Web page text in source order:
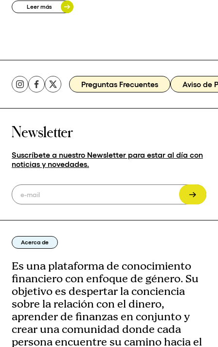
Leer más
Preguntas Frecuentes Aviso de
Newsletter
Suscríbete a nuestro Newsletter para estar al día con
noticias y novedades.
Acerca de
Es una plataforma de conocimiento
financiero con enfoque de género. Su
objetivo es despertar la conciencia
sobre la relación con el dinero,
aprender de finanzas en conjunto y
crear una comunidad donde cada
persona encuentre su camino hacia el